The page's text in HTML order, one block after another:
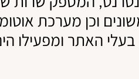
וכן מערכת